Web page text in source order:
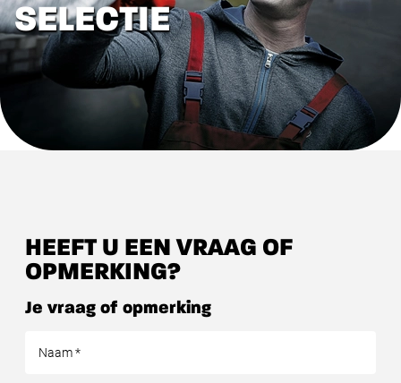
SELECTIE
HEEFT U EEN VRAAG OF
OPMERKING?
Je vraag of opmerking